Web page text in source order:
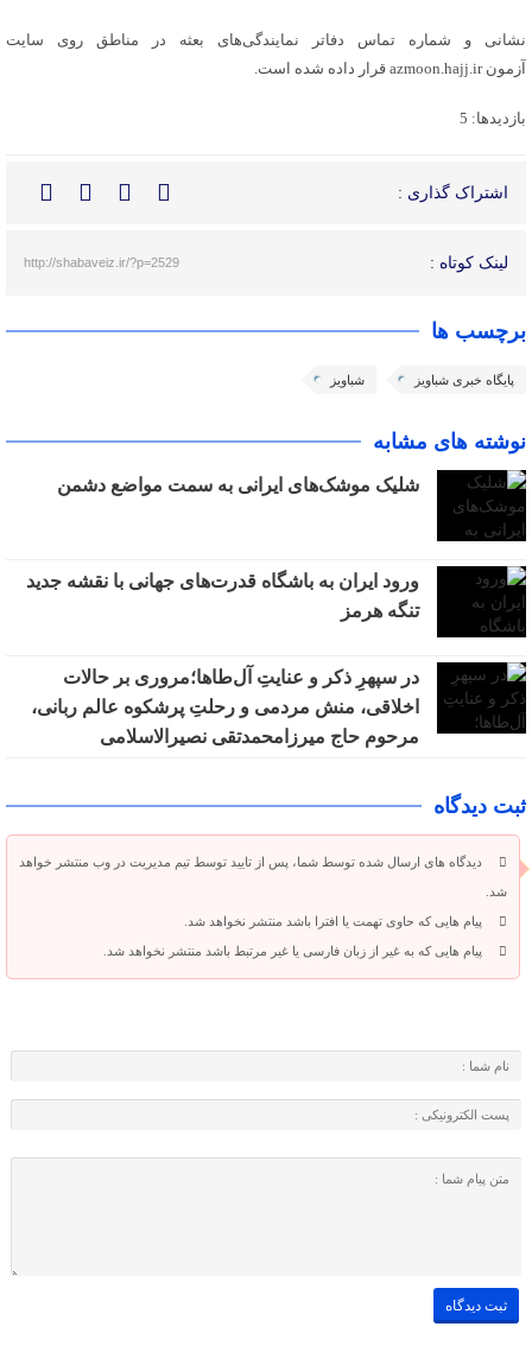
نشانی و شماره تماس دفاتر نمایندگی‌های بعثه در مناطق روی سایت
آزمون azmoon.hajj.ir قرار داده شده است.
بازدیدها: 5
اشتراک گذاری :
لینک کوتاه : http://shabaveiz.ir/?p=2529
برچسب ها
پایگاه خبری شباویز شباویز
نوشته های مشابه
شلیک موشک‌های ایرانی به سمت مواضع دشمن
ورود ایران به باشگاه قدرت‌های جهانی با نقشه جدید
تنگه هرمز
در سپهرِ ذکر و عنایتِ آل‌طاها؛مروری بر حالات
اخلاقی، منش مردمی و رحلتِ پرشکوه عالم ربانی،
مرحوم حاج میرزامحمدتقی نصیرالاسلامی
ثبت دیدگاه
دیدگاه های ارسال شده توسط شما، پس از تایید توسط تیم مدیریت در وب منتشر خواهد
شد.
پیام هایی که حاوی تهمت یا افترا باشد منتشر نخواهد شد.
پیام هایی که به غیر از زبان فارسی یا غیر مرتبط باشد منتشر نخواهد شد.